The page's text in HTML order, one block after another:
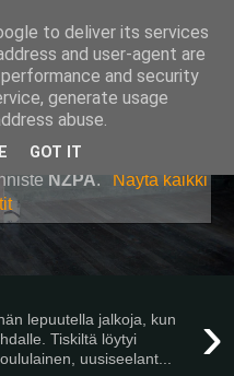
NZPA.
Näytä kaikki
›
lepuutella jalkoja, kun
Tiskiltä löytyi
uusiseelant...
to deliver its services
and user-agent are
and security
generate usage
abuse.
GOT IT